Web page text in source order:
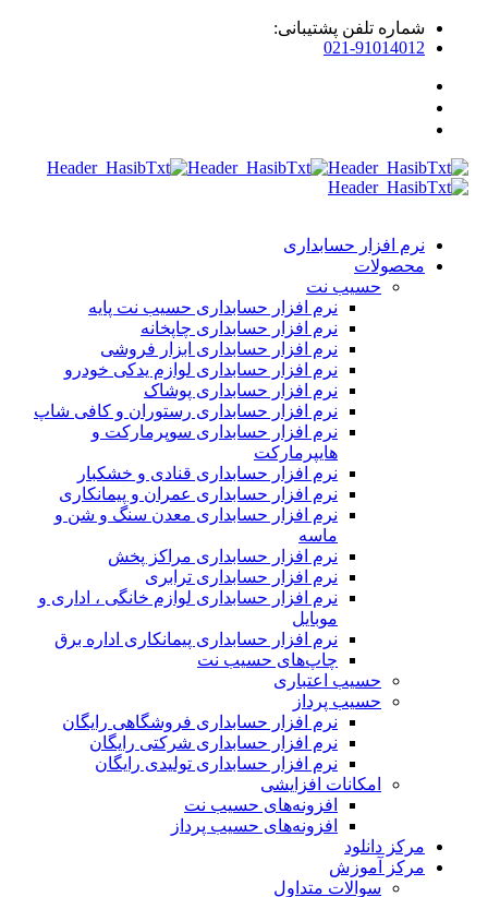
شماره تلفن پشتیبانی:
021-91014012
نرم افزار حسابداری
محصولات
حسیب نت
نرم افزار حسابداری حسیب نت پایه
نرم افزار حسابداری چاپخانه
نرم افزار حسابداری ابزار فروشی
نرم افزار حسابداری لوازم یدکی خودرو
نرم افزار حسابداری پوشاک
نرم افزار حسابداری رستوران و کافی شاپ
نرم افزار حسابداری سوپرمارکت و
هایپرمارکت
نرم افزار حسابداری قنادی و خشکبار
نرم افزار حسابداری عمران و پیمانکاری
نرم افزار حسابداری معدن سنگ و شن و
ماسه
نرم افزار حسابداری مراکز پخش
نرم افزار حسابداری ترابری
نرم افزار حسابداری لوازم خانگی ، اداری و
موبایل
نرم افزار حسابداری پیمانکاری اداره برق
چاپ‌های حسیب نت
حسیب اعتباری
حسیب پرداز
نرم افزار حسابداری فروشگاهی رایگان
نرم افزار حسابداری شرکتی رایگان
نرم افزار حسابداری تولیدی رایگان
امکانات افزایشی
افزونه‌های حسیب نت
افزونه‌های حسیب پرداز
مرکز دانلود
مرکز آموزش
سوالات متداول